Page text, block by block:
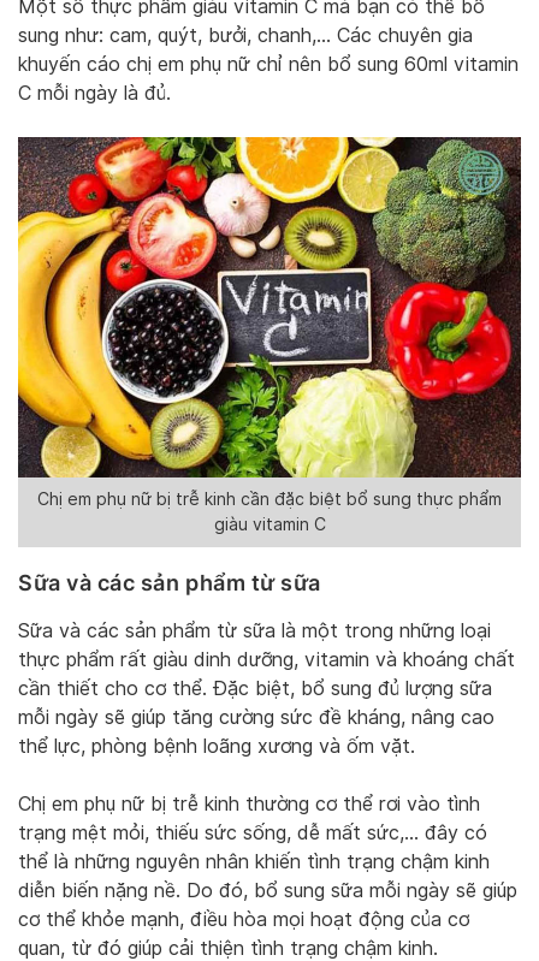
Một số thực phẩm giàu vitamin C mà bạn có thể bổ
sung như: cam, quýt, bưởi, chanh,… Các chuyên gia
khuyến cáo chị em phụ nữ chỉ nên bổ sung 60ml vitamin
C mỗi ngày là đủ.
Chị em phụ nữ bị trễ kinh cần đặc biệt bổ sung thực phẩm
giàu vitamin C
Sữa và các sản phẩm từ sữa
Sữa và các sản phẩm từ sữa là một trong những loại
thực phẩm rất giàu dinh dưỡng, vitamin và khoáng chất
cần thiết cho cơ thể. Đặc biệt, bổ sung đủ lượng sữa
mỗi ngày sẽ giúp tăng cường sức đề kháng, nâng cao
thể lực, phòng bệnh loãng xương và ốm vặt.
Chị em phụ nữ bị trễ kinh thường cơ thể rơi vào tình
trạng mệt mỏi, thiếu sức sống, dễ mất sức,… đây có
thể là những nguyên nhân khiến tình trạng chậm kinh
diễn biến nặng nề. Do đó, bổ sung sữa mỗi ngày sẽ giúp
cơ thể khỏe mạnh, điều hòa mọi hoạt động của cơ
quan, từ đó giúp cải thiện tình trạng chậm kinh.